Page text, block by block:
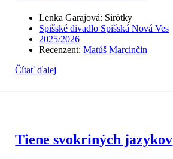
Lenka Garajová: Sirôtky
Spišské divadlo Spišská Nová Ves
2025/2026
Recenzent:Matúš Marcinčin
Čítať ďalej
Tiene svokriných jazykov